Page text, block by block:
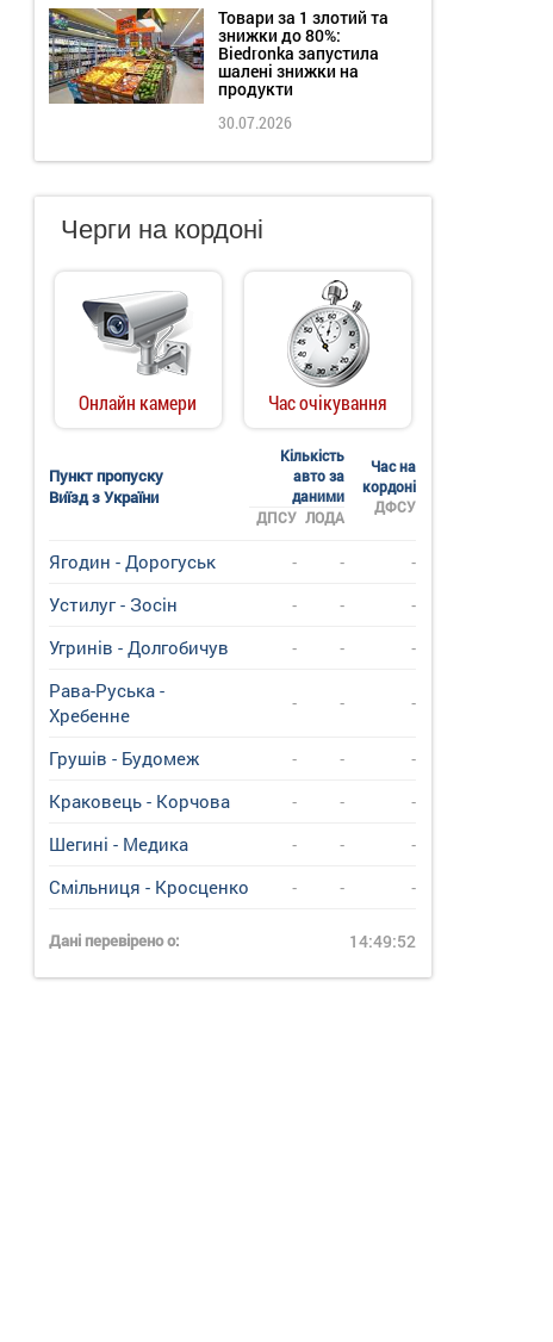
Товари за 1 злотий та
знижки до 80%:
Biedronka запустила
шалені знижки на
продукти
30.07.2026
Черги на кордоні
Онлайн камери Час очікування
Пункт пропуску
Виїзд з України
Кількість
авто за
даними
Час на
кордоні
ДФСУ
ДПСУ ЛОДА
Ягодин - Дорогуськ - -
-
Устилуг - Зосін
- -
-
Угринiв - Долгобичув
- -
-
Рава-Руська -
Хребенне
- - -
Грушів - Будомеж - -
-
Краковець - Корчова
- -
-
Шегині - Медика
- -
-
Смільниця - Кросценко
- - -
Дані перевірено о: 14:49:52